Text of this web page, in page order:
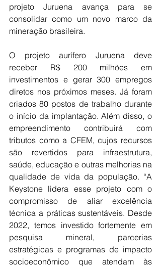
projeto Juruena avança para se
consolidar como um novo marco da
mineração brasileira.
O projeto aurífero Juruena deve
receber R$ 200 milhões em
investimentos e gerar 300 empregos
diretos nos próximos meses. Já foram
criados 80 postos de trabalho durante
o início da implantação. Além disso, o
empreendimento contribuirá com
tributos como a CFEM, cujos recursos
são revertidos para infraestrutura,
saúde, educação e outras melhorias na
qualidade de vida da população. “A
Keystone lidera esse projeto com o
compromisso de aliar excelência
técnica a práticas sustentáveis. Desde
2022, temos investido fortemente em
pesquisa mineral, parcerias
estratégicas e programas de impacto
socioeconômico que atendam às